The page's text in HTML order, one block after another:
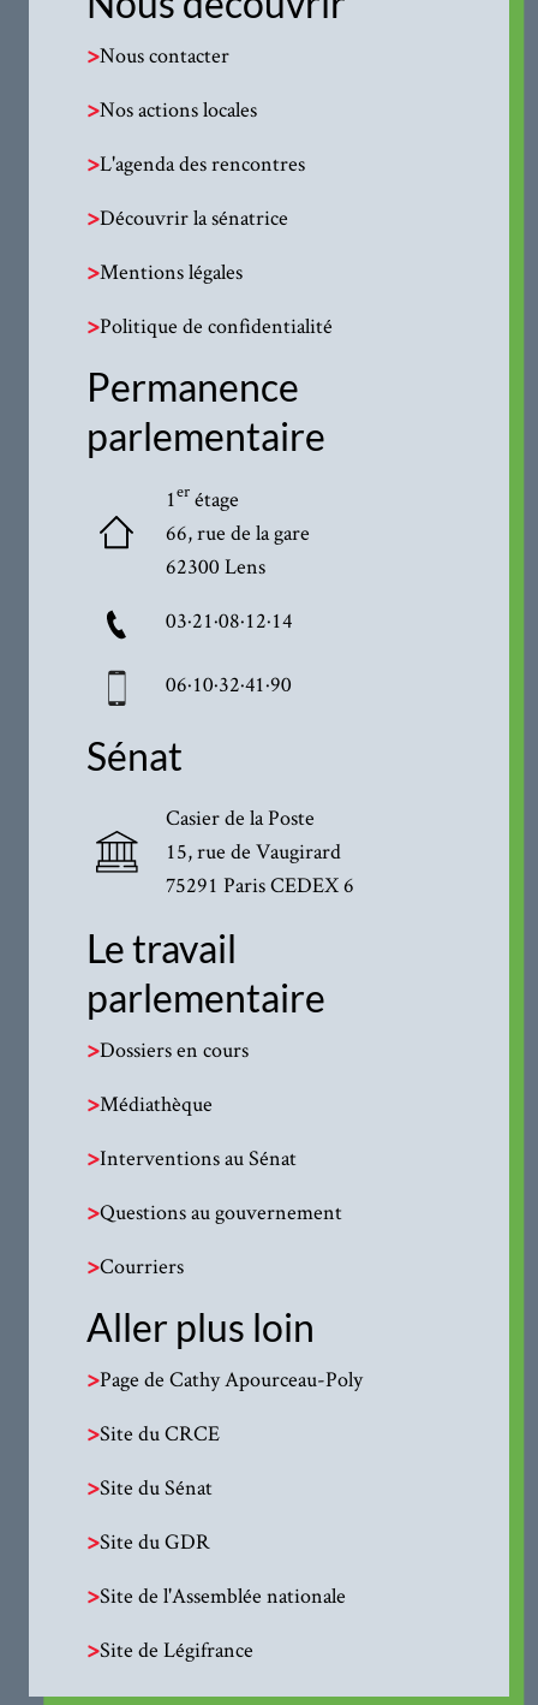
>Nous contacter
>Nos actions locales
>L'agenda des rencontres
>Découvrir la sénatrice
>Mentions légales
>Politique de confidentialité
Permanence
parlementaire
1erétage
66, rue de la gare
62300 Lens
03·21·08·12·14
06·10·32·41·90
Sénat
Casier de la Poste
15, rue de Vaugirard
75291 Paris CEDEX 6
Le travail
parlementaire
>Dossiers en cours
>Médiathèque
>Interventions au Sénat
>Questions au gouvernement
>Courriers
Aller plus loin
>Page de Cathy Apourceau-Poly
>Site du CRCE
>Site du Sénat
>Site du GDR
>Site de l'Assemblée nationale
>Site de Légifrance